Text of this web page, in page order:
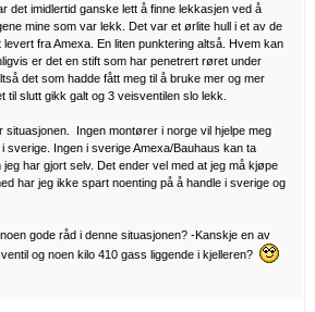
det imidlertid ganske lett å finne lekkasjen ved å
mine som var lekk. Det var et ørlite hull i et av de
fra Amexa. En liten punktering altså. Hvem kan
er det en stift som har penetrert røret under
det som hadde fått meg til å bruke mer og mer
til slutt gikk galt og 3 veisventilen slo lekk.
situasjonen. Ingen montører i norge vil hjelpe meg
sverige. Ingen i sverige Amexa/Bauhaus kan ta
har gjort selv. Det ender vel med at jeg må kjøpe
har jeg ikke spart noenting på å handle i sverige og
gode råd i denne situasjonen? -Kanskje en av
og noen kilo 410 gass liggende i kjelleren?